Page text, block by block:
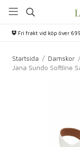
Fri frakt vid köp över
Startsida / Damskor /
Jana Sundo Softline